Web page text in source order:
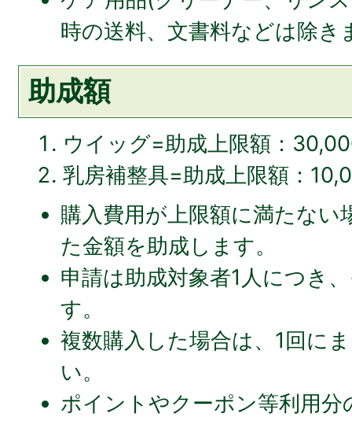
時の送料、文書料などは除き
助成額
ウイッグ=助成上限額：
乳房補整具=助成上限額：
購入費用が上限額に満たない
た金額を助成します。
申請は助成対象者1人につき
す。
複数購入した場合は、1回に
い。
ポイントやクーポン等利用分